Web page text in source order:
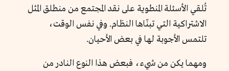
تُلقي الأسئلة المنطوية على نقد المجتمع من منطلق المثل
الاشتراكية التي تبنّاها النظام. وفي نفس الوقت،
تلتمس الأجوبة لها في بعض الأحيان.
ومهما يكن من شيء، فبعض هذا النوع النادر من